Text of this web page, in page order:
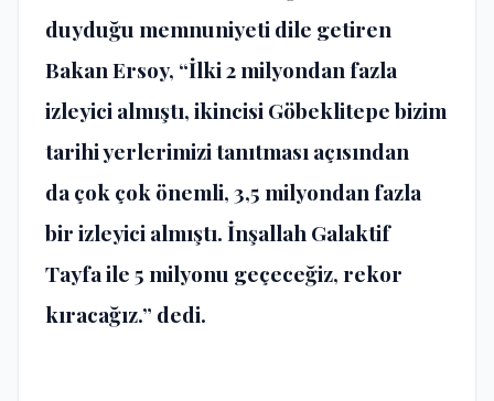
duyduğu memnuniyeti dile getiren
Bakan Ersoy, “İlki 2 milyondan fazla
izleyici almıştı, ikincisi Göbeklitepe bizim
tarihi yerlerimizi tanıtması açısından
da çok çok önemli, 3,5 milyondan fazla
bir izleyici almıştı. İnşallah Galaktif
Tayfa ile 5 milyonu geçeceğiz, rekor
kıracağız.” dedi.